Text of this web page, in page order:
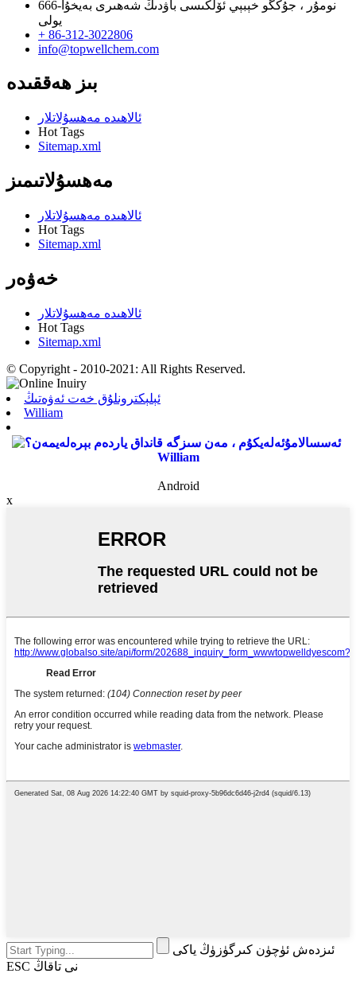
666-نومۇر ، جۇڭگو خېبېي ئۆلكىسى باۋدىڭ شەھىرى بەيخۇا
يولى
+ 86-312-3022806
info@topwellchem.com
بىز ھەققىدە
ئالاھىدە مەھسۇلاتلار
Hot Tags
Sitemap.xml
مەھسۇلاتىمىز
ئالاھىدە مەھسۇلاتلار
Hot Tags
Sitemap.xml
خەۋەر
ئالاھىدە مەھسۇلاتلار
Hot Tags
Sitemap.xml
© Copyright - 2010-2021: All Rights Reserved.
ئېلېكترونلۇق خەت ئەۋەتىڭ
William
William
Android
x
ئىزدەش ئۈچۈن كىرگۈزۈڭ ياكى
ESC نى تاقاڭ